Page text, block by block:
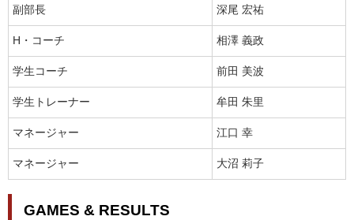
副部長 深尾 宏祐
H・コーチ 相澤 義政
学生コーチ 前田 美波
学生トレーナー 牟田 朱里
マネージャー 江口 幸
マネージャー 大沼 莉子
GAMES & RESULTS